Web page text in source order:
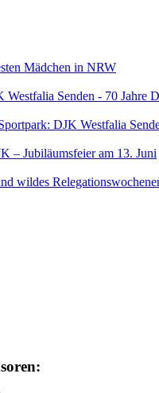
Mädchen in NRW
Westfalia Senden - 70 Jahre
DJK Westfalia
– Jubiläumsfeier am 13. Juni
wildes